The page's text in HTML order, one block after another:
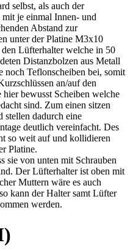
selbst, als auch der
je einmal Innen- und
Abstand zur
unter der Platine M3x10
Lüfterhalter welche in 50
Distanzbolzen aus Metall
noch Teflonscheiben bei, somit
an/auf den
bewusst Scheiben welche
sind. Zum einen sitzen
stellen dadurch eine
deutlich vereinfacht. Des
so weit auf und kollidieren
Platine.
sie von unten mit Schrauben
Der Lüfterhalter ist oben mit
Muttern wäre es auch
kann der Halter samt Lüfter
werden.